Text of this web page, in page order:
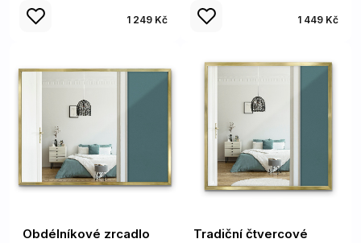
1 249 Kč 1 449 Kč
Obdélníkové zrcadlo
Tradiční čtvercové